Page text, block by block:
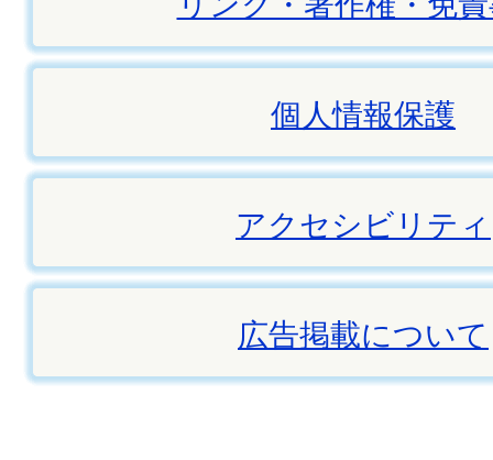
個人情報保護
アクセシビリティ
広告掲載について